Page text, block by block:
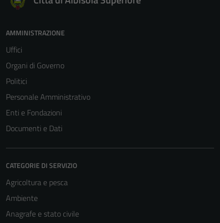
AMMINISTRAZIONE
Uffici
Organi di Governo
Politici
Personale Amministrativo
Enti e Fondazioni
Documenti e Dati
CATEGORIE DI SERVIZIO
Agricoltura e pesca
Ambiente
Anagrafe e stato civile